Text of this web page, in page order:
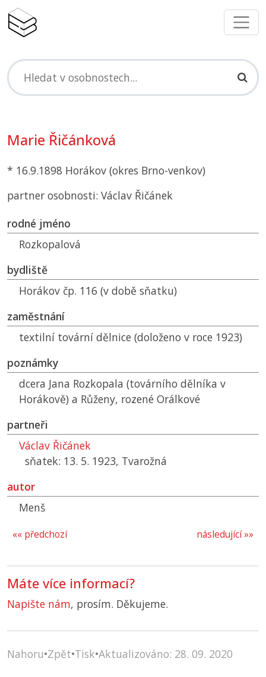
Marie Řičánková
* 16.9.1898 Horákov (okres Brno-venkov)
partner osobnosti: Václav Řičánek
rodné jméno
Rozkopalová
bydliště
Horákov čp. 116 (v době sňatku)
zaměstnání
textilní tovární dělnice (doloženo v roce 1923)
poznámky
dcera Jana Rozkopala (továrního dělníka v
Horákově) a Růženy, rozené Orálkové
partneři
Václav Řičánek
sňatek: 13. 5. 1923, Tvarožná
autor
Menš
následující »»
«« předchozí
Máte více informací?
Napište nám, prosím. Děkujeme.
Nahoru•Zpět•Tisk•Aktualizováno: 28. 09. 2020